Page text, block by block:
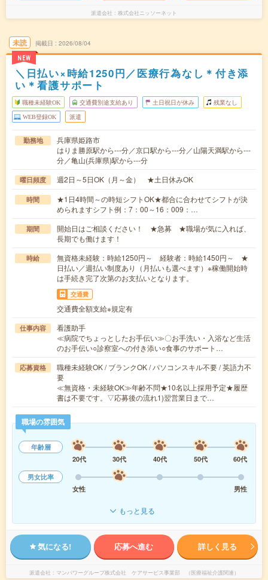
派遣会社 株式会社ニッソーネット
未読
NEW
掲載日 2026/08/04
＼日払い×時給1250円／医療行為なし＊付き添
い＊看護サポート
職種未経験OK 交通費別途支給あり 土日祝日が休み 残業なし
WEB登録OK 派遣
勤務地
兵庫県姫路市
はりま勝原駅から---分／京口駅から---分／山陽天満駅から---
分／亀山(兵庫県)駅から---分
曜日頻度 週2日～5日OK（月～金） ★土日休みOK
時間
★1日4時間～の時短シフトOK★都合に合わせてシフトが決
められますシフト例：7：00～16：009：…
期間
開始日はご相談ください！ ★急募 ★職場が気に入れば、
長期でも働けます！
時給
無資格未経験：時給1250円～ 経験者：時給1450円～ ★
日払い／週払い制度あり（月払いも選べます）※稼働開始時
は手続き完了次第のお支払いとなります。
交通費
交通費全額支給※規定有
仕事内容
看護助手
≪病院でちょっとしたお手伝い≫〇お手洗い・入浴など生活
のお手伝い○診察室への付き添い○食事のサポート…
応募資格
職種未経験OK / ブランクOK / パソコンスキル不要 / 英語力不
要
≪無資格・未経験OK≫年齢不問★10名以上採用予定★履歴
書は不要です。▽応募後の流れ1)翌営業日まで…
職場の雰囲気
年齢層
20代
30代 40代 50代
60代
男女比率
女性
男性
もっと見る
気になる! 応募へ進む 詳しく見る
派遣会社 マンパワーグループ株式会社 ケアサービス事業部 （医療福祉介護関連）